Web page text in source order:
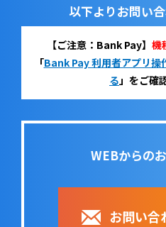
以下よりお問い
【ご注意：Bank Pay】 機
「Bank Pay 利用者アプリ
る 」をご確
WEBからの
お問い合